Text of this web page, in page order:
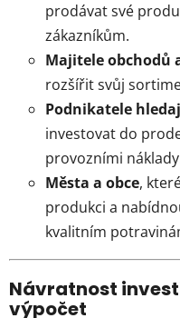
prodávat své
zákazníkům.
Majitele obchodů
rozšířit svůj
Podnikatele
investovat do
provozními
Města a obce,
produkci a
kvalitním
Návratnost
výpočet